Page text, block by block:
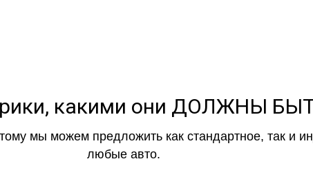
какими они ДОЛЖНЫ
мы можем предложить как стандартное, так и
любые авто.